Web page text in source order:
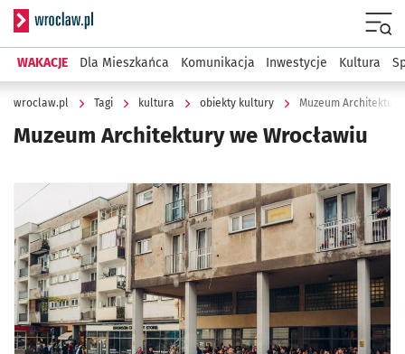
Serwis informacyjny wroclaw.pl
WAKACJE Dla Mieszkańca Komunikacja Inwestycje Kultura
wroclaw.pl Tagi kultura obiekty kultury Muzeum
Muzeum Architektury we Wrocławiu